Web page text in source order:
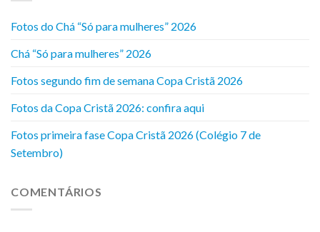
Fotos do Chá “Só para mulheres” 2026
Chá “Só para mulheres” 2026
Fotos segundo fim de semana Copa Cristã 2026
Fotos da Copa Cristã 2026: confira aqui
Fotos primeira fase Copa Cristã 2026 (Colégio 7 de
Setembro)
COMENTÁRIOS